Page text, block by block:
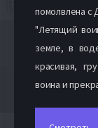
помолвлена с
"Летящий
земле, в
красивая,
воина и